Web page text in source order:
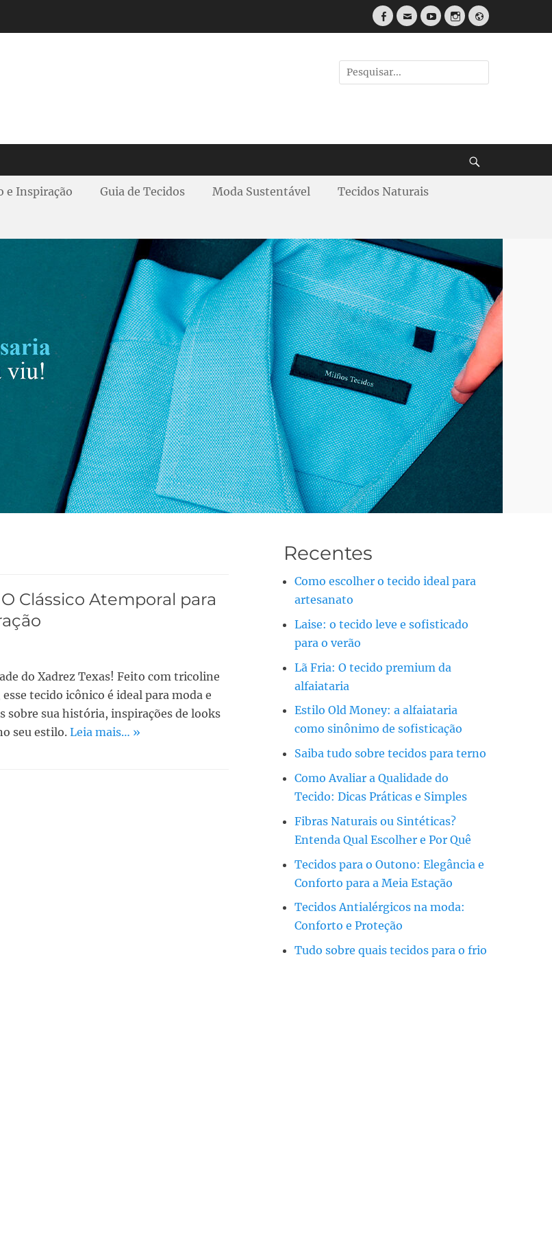
e Inspiração Guia de Tecidos Moda Sustentável Tecidos Naturais
Clássico Atemporal para
do Xadrez Texas! Feito com tricoline
tecido icônico é ideal para moda e
sobre sua história, inspirações de looks
seu estilo.Leia mais… »
Recentes
Como escolher o tecido ideal para
artesanato
Laise: o tecido leve e sofisticado
para o verão
Lã Fria: O tecido premium da
alfaiataria
Estilo Old Money: a alfaiataria
como sinônimo de sofisticação
Saiba tudo sobre tecidos para terno
Como Avaliar a Qualidade do
Tecido: Dicas Práticas e Simples
Fibras Naturais ou Sintéticas?
Entenda Qual Escolher e Por Quê
Tecidos para o Outono: Elegância e
Conforto para a Meia Estação
Tecidos Antialérgicos na moda:
Conforto e Proteção
Tudo sobre quais tecidos para o frio